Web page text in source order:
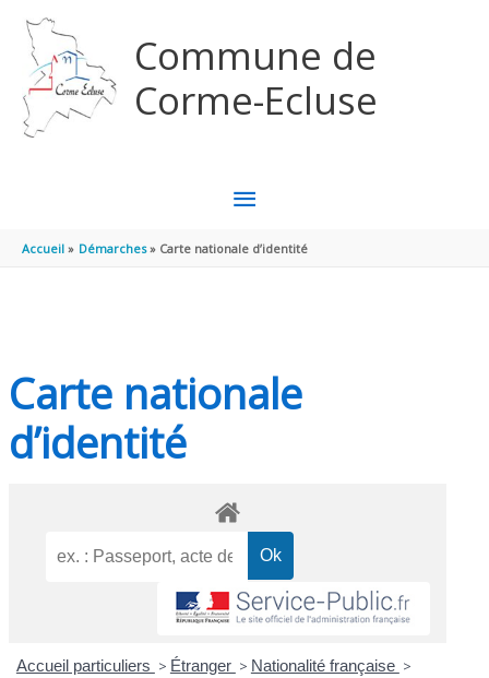
Commune de
Corme-Ecluse
MENU
PRINCIPAL
Accueil Démarches Carte nationale d’identité
Carte nationale
d’identité
Accueil particuliers > Étranger > Nationalité française >